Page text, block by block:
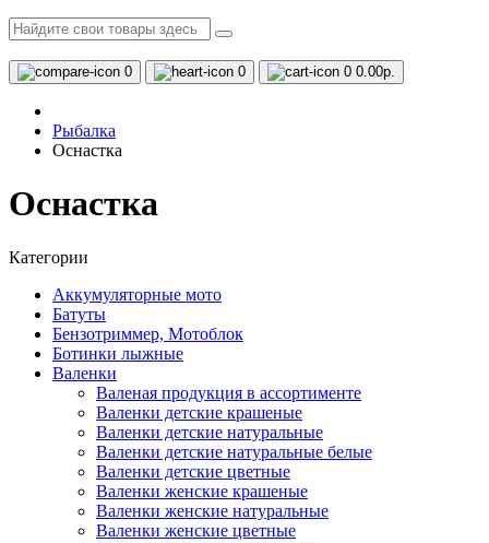
0 0 0 0.00р.
Рыбалка
Оснастка
Оснастка
Категории
Аккумуляторные мото
Батуты
Бензотриммер, Мотоблок
Ботинки лыжные
Валенки
Валеная продукция в ассортименте
Валенки детские крашеные
Валенки детские натуральные
Валенки детские натуральные белые
Валенки детские цветные
Валенки женские крашеные
Валенки женские натуральные
Валенки женские цветные